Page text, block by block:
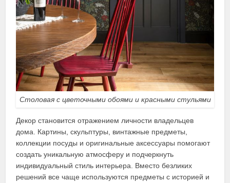
Столовая с цветочными обоями и красными стульями
Декор становится отражением личности владельцев
дома. Картины, скульптуры, винтажные предметы,
коллекции посуды и оригинальные аксессуары помогают
создать уникальную атмосферу и подчеркнуть
индивидуальный стиль интерьера. Вместо безликих
решений все чаще используются предметы с историей и